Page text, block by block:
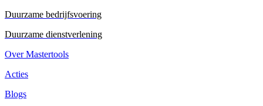
Duurzame bedrijfsvoering
Duurzame dienstverlening
Over Mastertools
Acties
Blogs